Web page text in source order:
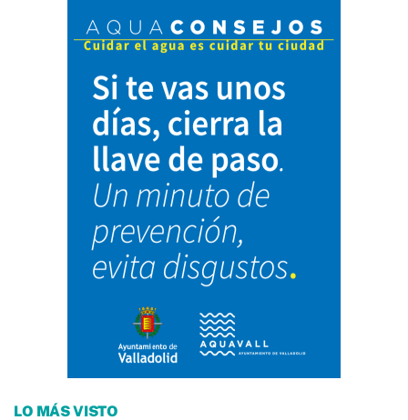
LO MÁS VISTO